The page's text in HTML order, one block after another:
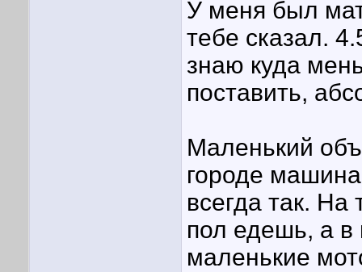
У меня был
тебе сказал.
знаю куда
поставить,
Маленький
городе
всегда так. На
пол едешь, а в
маленькие